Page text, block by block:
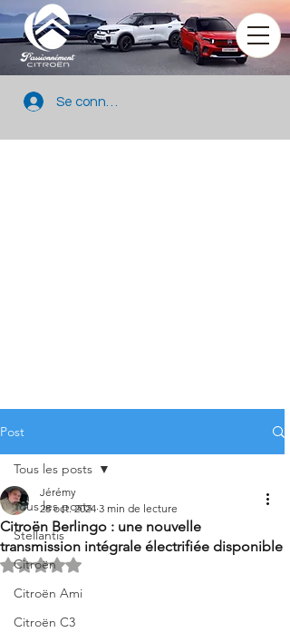
Se connecter
Post
Tous les posts
Stellantis
Citroën
Citroën Ami
Citroën C3
Tous les posts
Citroën Berlingo : une nouvelle
transmission intégrale électrifiée disponible
Jérémy
28 oct. 2024 3 min de lecture
Noté NaN étoiles sur 5.